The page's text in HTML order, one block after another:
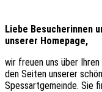
Liebe Besucherinnen
unserer Homepage,
wir freuen uns über
den Seiten unserer
Spessartgemeinde. Sie